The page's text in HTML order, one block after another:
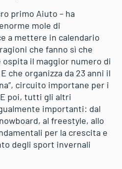
primo Aiuto – ha
mole di
a mettere in calendario
che fanno sì che
ospita il maggior numero di
che organizza da 23 anni il
circuito importane per i
poi, tutti gli altri
importanti: dal
al freestyle, allo
per la crescita e
degli sport invernali